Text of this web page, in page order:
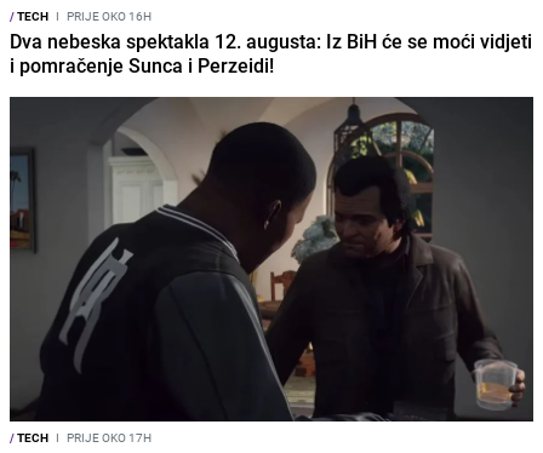
/TECH I PRIJE OKO 16H
Dva nebeska spektakla 12. augusta: Iz BiH će se moći vidjeti
i pomračenje Sunca i Perzeidi!
/TECH I PRIJE OKO 17H